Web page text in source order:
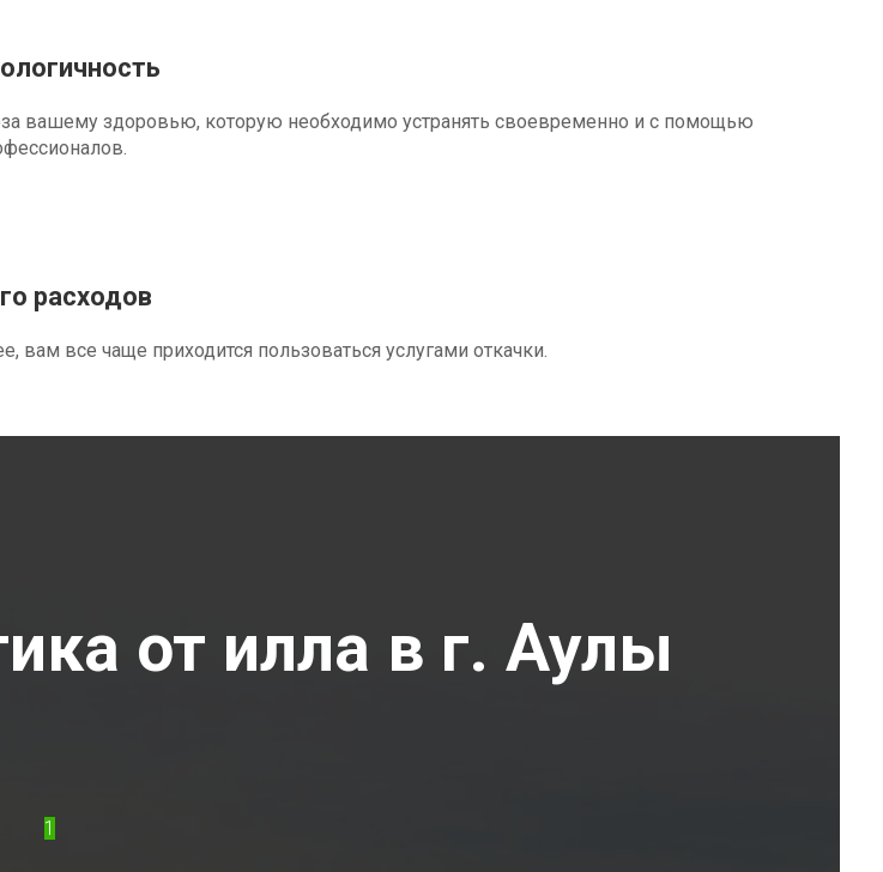
вашему здоровью, которую необходимо устранять своевременно и с помощью
расходов
вам все чаще приходится пользоваться услугами откачки.
от илла в г. Аулы
1